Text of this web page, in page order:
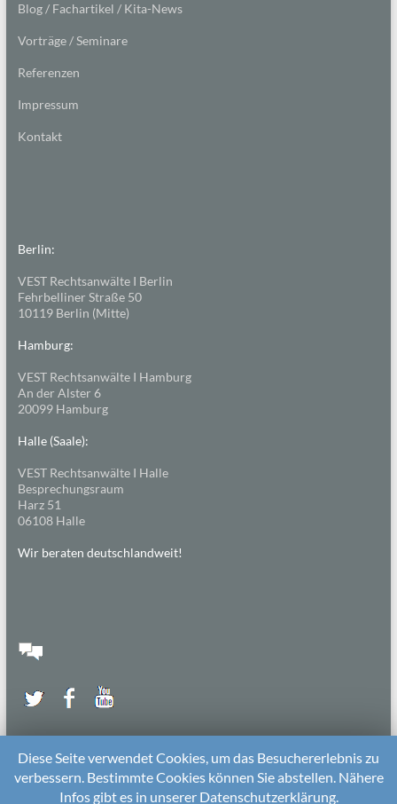
Blog / Fachartikel / Kita-News
Vorträge / Seminare
Referenzen
Impressum
Kontakt
Berlin:
VEST Rechtsanwälte I Berlin
Fehrbelliner Straße 50
10119 Berlin (Mitte)
Hamburg:
VEST Rechtsanwälte I Hamburg
An der Alster 6
20099 Hamburg
Halle (Saale):
VEST Rechtsanwälte I Halle
Besprechungsraum
Harz 51
06108 Halle
Wir beraten deutschlandweit!
Diese Seite verwendet Cookies, um das Besuchererlebnis zu
verbessern. Bestimmte Cookies können Sie abstellen. Nähere
Infos gibt es in unserer Datenschutzerklärung.